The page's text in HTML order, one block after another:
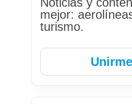
mejor:
turismo.